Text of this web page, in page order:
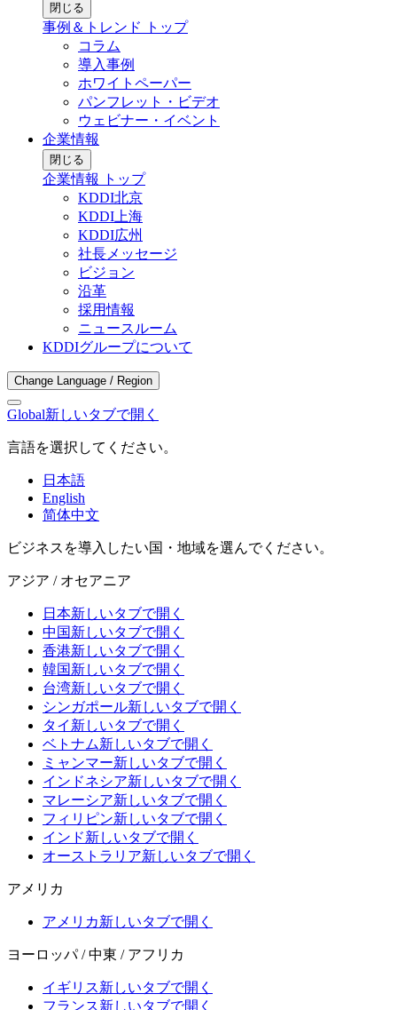
閉じる
事例＆トレンド トップ
コラム
導入事例
ホワイトペーパー
パンフレット・ビデオ
ウェビナー・イベント
企業情報
閉じる
企業情報 トップ
KDDI北京
KDDI上海
KDDI広州
社長メッセージ
ビジョン
沿革
採用情報
ニュースルーム
KDDIグループについて
Change Language / Region
Global新しいタブで開く
言語を選択してください。
日本語
English
简体中文
ビジネスを導入したい国・地域を選んでください。
アジア / オセアニア
日本新しいタブで開く
中国新しいタブで開く
香港新しいタブで開く
韓国新しいタブで開く
台湾新しいタブで開く
シンガポール新しいタブで開く
タイ 新しいタブで開く
ベトナム新しいタブで開く
ミャンマー新しいタブで開く
インドネシア新しいタブで開く
マレーシア新しいタブで開く
フィリピン新しいタブで開く
インド新しいタブで開く
オーストラリア新しいタブで開く
アメリカ
アメリカ新しいタブで開く
ヨーロッパ / 中東 / アフリカ
イギリス新しいタブで開く
フランス新しいタブで開く